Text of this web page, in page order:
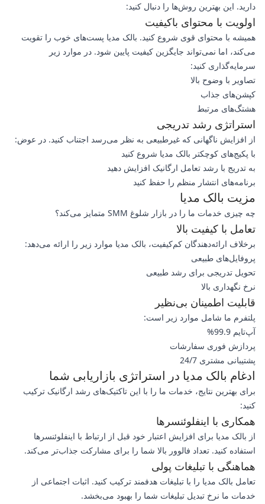
دارید. این بهترین روش‌ها را دنبال کنید:
اولویت با محتوای باکیفیت
همیشه با محتوای قوی شروع کنید. بالک مدیا پست‌های خوب را تقویت
می‌کند، اما نمی‌تواند جایگزین کیفیت پایین شود. در موارد زیر
سرمایه‌گذاری کنید:
تصاویر با وضوح بالا
کپشن‌های جذاب
هشتگ‌های مرتبط
استراتژی رشد تدریجی
از افزایش ناگهانی که غیرطبیعی به نظر می‌رسد اجتناب کنید. در عوض:
با پکیج‌های کوچکتر بالک مدیا شروع کنید
به تدریج با رشد تعامل ارگانیک افزایش دهید
برنامه‌های انتشار منظم را حفظ کنید
مزیت بالک مدیا
چه چیزی خدمات ما را در بازار شلوغ SMM متمایز می‌کند؟
تعامل با کیفیت بالا
برخلاف ارائه‌دهندگان کم‌کیفیت، بالک مدیا موارد زیر را ارائه می‌دهد:
پروفایل‌های طبیعی
تحویل تدریجی برای رشد طبیعی
نرخ نگهداری بالا
قابلیت اطمینان بی‌نظیر
پلتفرم ما شامل موارد زیر است:
آپ‌تایم 99.9%
پردازش فوری سفارشات
پشتیبانی مشتری 24/7
ادغام بالک مدیا در استراتژی بازاریابی شما
برای بهترین نتایج، خدمات ما را با این تاکتیک‌های رشد ارگانیک ترکیب
کنید:
همکاری با اینفلوئنسرها
از بالک مدیا برای افزایش اعتبار خود قبل از ارتباط با اینفلوئنسرها
استفاده کنید. تعداد فالوور بالا شما را برای مشارکت جذاب‌تر می‌کند.
هماهنگی با تبلیغات پولی
تعامل بالک مدیا را با تبلیغات هدفمند ترکیب کنید. اثبات اجتماعی از
خدمات ما نرخ تبدیل تبلیغات شما را بهبود می‌بخشد.